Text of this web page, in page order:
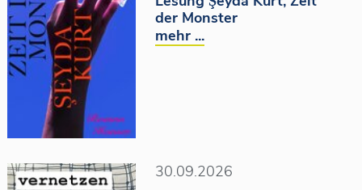
der Monster
mehr ...
30.09.2026